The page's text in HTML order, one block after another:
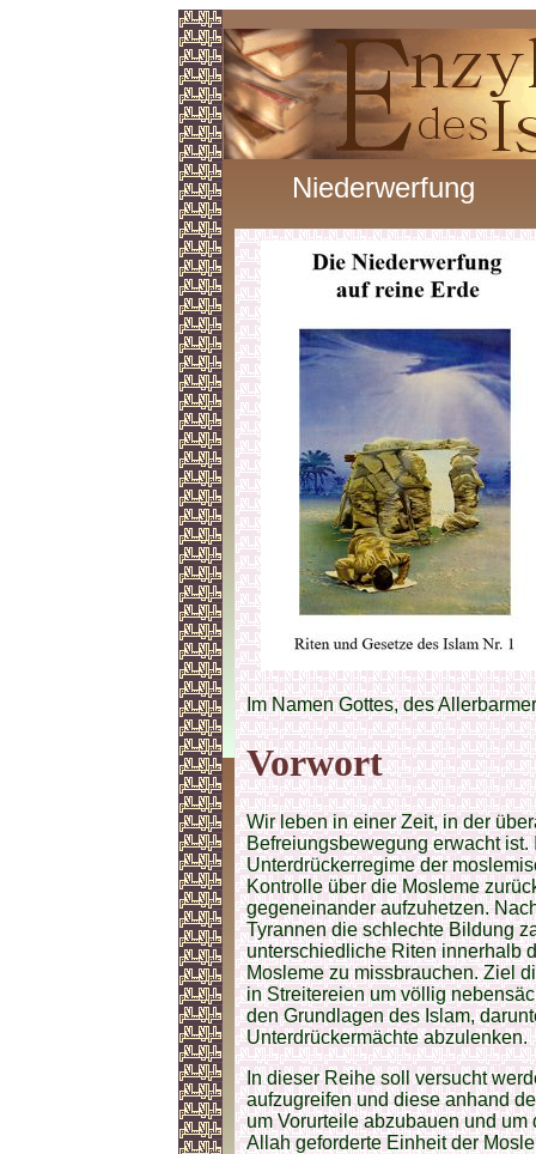
Niederwerfung
Im Namen Gottes, des
Vorwort
Wir leben in einer Zeit, in der
Befreiungsbewegung erwacht
Unterdrückerregime der
Kontrolle über die Mosleme
gegeneinander aufzuhetzen.
Tyrannen die schlechte Bildung
unterschiedliche Riten innerhalb
Mosleme zu missbrauchen. Ziel
in Streitereien um völlig
den Grundlagen des Islam,
Unterdrückermächte abzulenken.
In dieser Reihe soll versucht
aufzugreifen und diese anhand
um Vorurteile abzubauen und
Allah geforderte Einheit der